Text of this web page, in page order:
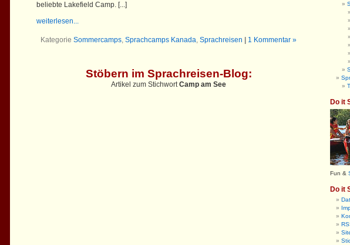
beliebte Lakefield Camp. [...]
weiterlesen...
Kategorie Sommercamps, Sprachcamps Kanada, Sprachreisen 1 Kommentar »
Stöbern im Sprachreisen-Blog:
Artikel zum StichwortCamp am See
Do it
Fun &
Do it